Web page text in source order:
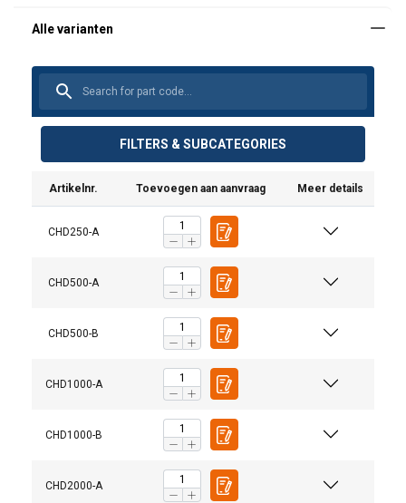
FILTERS & SUBCATEGORIES
Artikelnr. Toevoegen aan aanvraag Meer details
CHD250-A
CHD500-A
CHD500-B
CHD1000-A
CHD1000-B
CHD2000-A